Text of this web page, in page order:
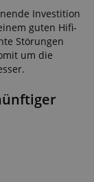
Investition
guten Hifi-
Störungen
um die